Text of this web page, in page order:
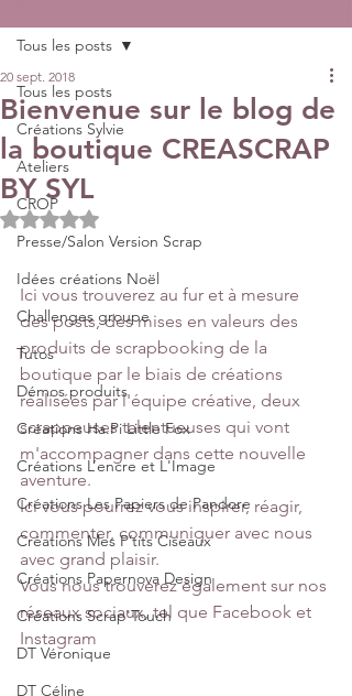
Tous les posts
Créations Sylvie
Ateliers
CROP
Presse/Salon Version Scrap
Idées créations Noël
Challenges groupe
Tutos
Démos produits
Créations Ha.Pi Little Fox
Créations L’encre et L'Image
Créations Les Papiers de Pandore
Créations Mes P’tits Ciseaux
Créations Papernova Design
Créations Scrap'Touch
DT Véronique
DT Céline
Tous les posts
Bienvenue sur le blog de
la boutique CREASCRAP
BY SYL
20 sept. 2018
Noté NaN étoiles sur 5.
Ici vous trouverez au fur et à mesure
des posts, des mises en valeurs des
produits de scrapbooking de la
boutique par le biais de créations
réalisées par l'équipe créative, deux
scrappeuses talentueuses qui vont
m'accompagner dans cette nouvelle
aventure.
Ici vous pourrez vous inspirer, réagir,
commenter, communiquer avec nous
avec grand plaisir.
Vous nous trouverez également sur nos
réseaux sociaux, tel que Facebook et
Instagram